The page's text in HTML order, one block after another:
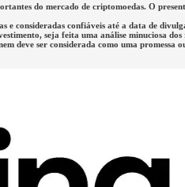
do mercado de criptomoedas. O
consideradas confiáveis até a data de
seja feita uma análise minuciosa
deve ser considerada como uma